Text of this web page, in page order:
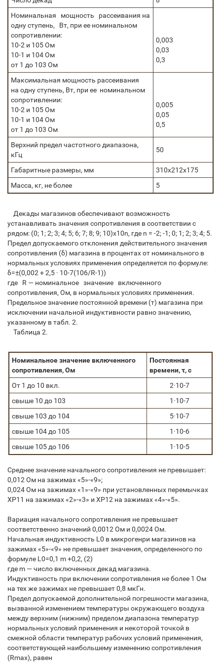
Номинальная мощность рассеивания на
одну ступень, Вт, при ее номинальном
сопротивлении:
10-2 и 105 Ом
10-1 и 104 Ом
от 1 до 103 Ом
0,003
0,03
0,3
Максимальная мощность рассеивания
на одну ступень, Вт, при ее номинальном
сопротивлении:
10-2 и 105 Ом
10-1 и 104 Ом
от 1 до 103 Ом
0,005
0,05
0,5
Верхний предел частотного диапазона,
кГц
50
Габаритные размеры, мм
310х212х175
Масса, кг, не более
5
Декады магазинов обеспечивают возможность
устанавливать значения сопротивления в соответствии с
рядом: (0; 1; 2; 3; 4; 5; 6; 7; 8; 9; 10)х10n, где n = -2; -1; 0; 1; 2; 3; 4; 5.
Предел допускаемого отклонения действительного значения
сопротивления (δ) магазина в процентах от номинального в
нормальных условиях применения определяется по формуле:
δ=±(0,002 + 2,5 · 10-7(106/R-1))
где R — номинальное значение включенного
сопротивления, Ом, в нормальных условиях применения.
Предельное значение постоянной времени (т) магазина при
исключении начальной индуктивности равно значению,
указанному в табл. 2.
Таблица 2.
Номинальное значение включенного
сопротивления, Ом
Постоянная
времени, τ, с
От 1 до 10 вкл.
2·10-7
свыше 10 до 103
1·10-7
cвыше 103 до 104
5·10-7
cвыше 104 до 105
1·10-6
cвыше 105 до 106
1·10-5
Среднее значение начального сопротивления не превышает:
0,012 Ом на зажимах «5»-«9»;
0,024 Ом на зажимах «1»-«9» при установленных перемычках
ХР11 на зажимах «2»-«3» и ХР12 на зажимах «4»-«5».
Вариация начального сопротивления не превышает
соответственно значений 0,0012 Ом и 0,0024 Ом.
Начальная индуктивность L0 в микрогенри магазинов на
зажимах «5»-«9» не превышает значения, определенного по
формуле L0=0,1 m +0,2, (2)
где m — число включенных декад магазина.
Индуктивность при включении сопротивления не более 1 Ом
на тех же зажимах не превышает 0,8 мкГн.
Предел допускаемой дополнительной погрешности магазина,
вызванной изменением температуры окружающего воздуха
между верхним (нижним) пределом диапазона температур
нормальных условий применения и некоторой точкой в
смежной области температур рабочих условий применения,
соответствующей наибольшему изменению сопротивления
(Rmax), равен